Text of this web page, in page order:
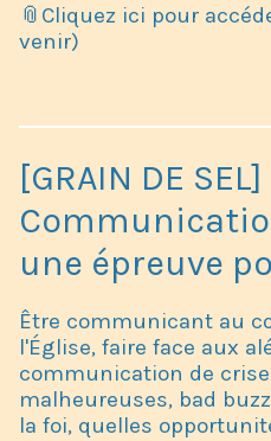
📎Cliquez ici pour
venir)
[GRAIN DE SEL]
une épreuve
Être communicant au
l'Église, faire face aux
communication de
malheureuses, bad
la foi, quelles